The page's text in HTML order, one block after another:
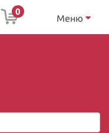
0
Меню